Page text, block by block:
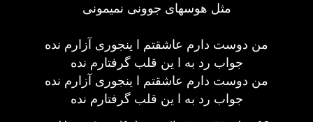
مثل هوسهای جوونی نمیمونی
من دوست دارم عاشقتم ا ینجوری آزارم نده
جواب رد به ا ین قلب گرفتارم نده
من دوست دارم عاشقتم ا ینجوری آزارم نده
جواب رد به ا ین قلب گرفتارم نده